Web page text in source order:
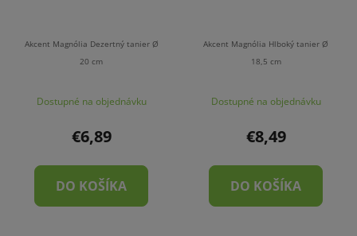
Akcent Magnólia Dezertný tanier Ø
20 cm
Dostupné na objednávku
€6,89
DO KOŠÍKA
Akcent Magnólia Hlboký tanier Ø
18,5 cm
Dostupné na objednávku
€8,49
DO KOŠÍKA